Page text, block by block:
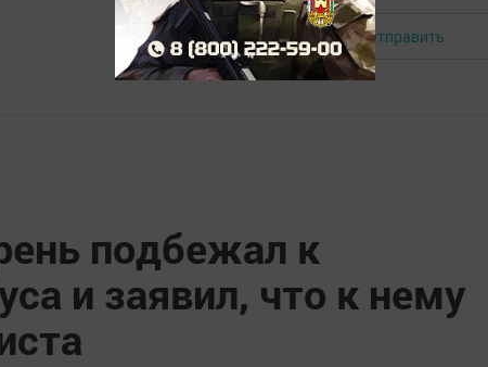
Авторизоваться Отправить
подбежал к
и заявил, что к нему